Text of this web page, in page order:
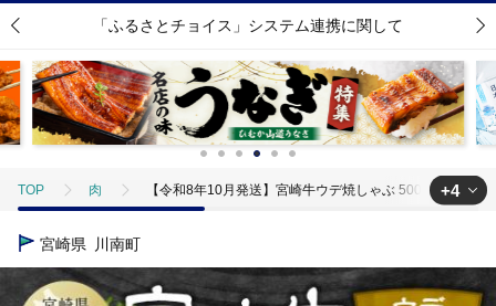
「ふるさとチョイス」システム連携に関して
TOP 肉 【令和8年10月発送】宮崎牛ウデ焼しゃぶ 500g 【 肉 牛
TOP
肉 宮崎牛 【令和8年10月発送】宮崎牛ウ
+4
宮崎県 川南町